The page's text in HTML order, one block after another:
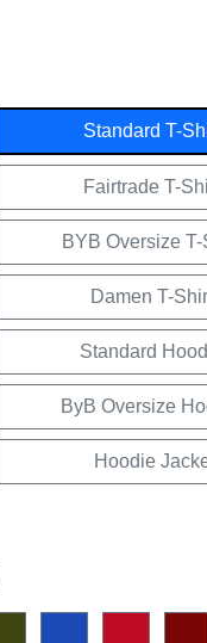
Standard T-
Fairtrade T-
BYB Oversize T-
Damen T-
Standard
ByB Oversize
Hoodie